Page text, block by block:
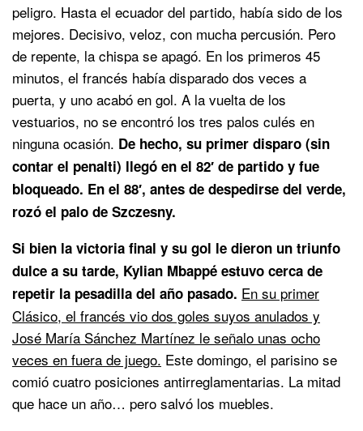
peligro. Hasta el ecuador del partido, había sido de los
mejores. Decisivo, veloz, con mucha percusión. Pero
de repente, la chispa se apagó. En los primeros 45
minutos, el francés había disparado dos veces a
puerta, y uno acabó en gol. A la vuelta de los
vestuarios, no se encontró los tres palos culés en
ninguna ocasión. De hecho, su primer disparo (sin
contar el penalti) llegó en el 82′ de partido y fue
bloqueado. En el 88′, antes de despedirse del verde,
rozó el palo de Szczesny.
Si bien la victoria final y su gol le dieron un triunfo
dulce a su tarde, Kylian Mbappé estuvo cerca de
repetir la pesadilla del año pasado. En su primer
Clásico, el francés vio dos goles suyos anulados y
José María Sánchez Martínez le señalo unas ocho
veces en fuera de juego. Este domingo, el parisino se
comió cuatro posiciones antirreglamentarias. La mitad
que hace un año… pero salvó los muebles.